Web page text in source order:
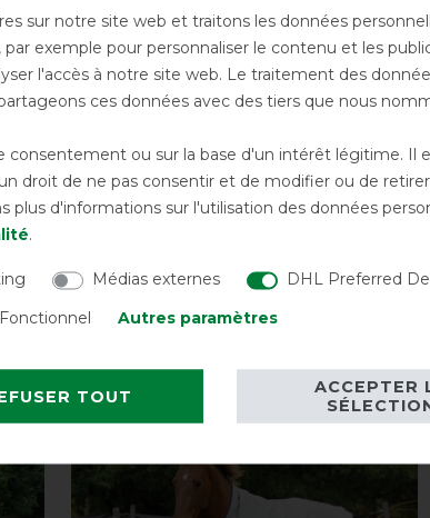
des
avec des
Conseils de
DÉTAILS
sur notre site web et traitons les données
exemple pour personnaliser le contenu et les
l'accès à notre site web. Le traitement des
ces données avec des tiers que nous
ou sur la base d'un intérêt légitime. Il
droit de ne pas consentir et de modifier ou de
d'informations sur l'utilisation des données
.
Médias externes
DHL Preferred
Fonctionnel Autres paramètres
TOUT
ACCEPTER